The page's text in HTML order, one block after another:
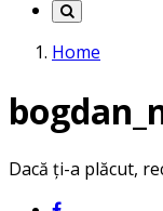
Home
Dacă ți-a plăcut,